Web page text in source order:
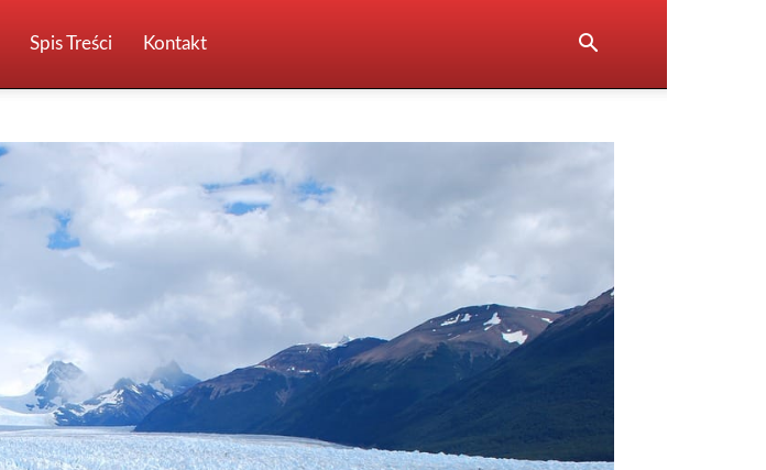
Spis Treści Kontakt